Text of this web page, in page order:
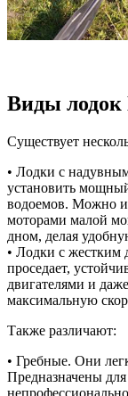
Виды
Существует
• Лодки с
установить
водоемов. Можно
моторами малой
дном, делая
• Лодки с
проседает,
двигателями и
максимальную
Также различают:
• Гребные. Они
Предназначены